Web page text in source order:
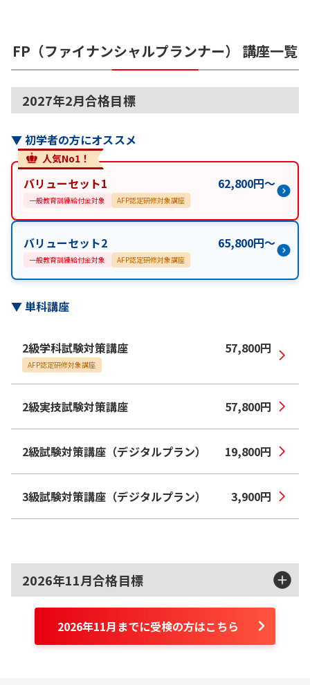
FP（ファイナンシャルプランナー） 講座一覧
2027年2月合格目標
▼初学者の方にオススメ
人気No1！
バリューセット1 62,800円〜
一般教育訓練給付金対象 AFP認定研修対象講座
バリューセット2 65,800円〜
一般教育訓練給付金対象 AFP認定研修対象講座
▼単科講座
2級学科試験対策講座 57,800円
AFP認定研修対象講座
2級実技試験対策講座 57,800円
2級試験対策講座（デジタルプラン） 19,800円
3級試験対策講座（デジタルプラン） 3,900円
2026年11月合格目標
2026年11月までに受検の方はこちら